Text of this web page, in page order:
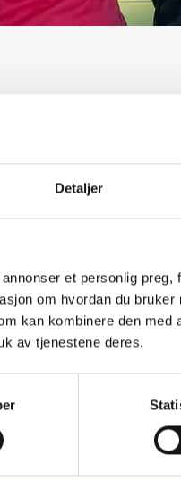
Detaljer
et personlig
om hvordan du
kan kombinere den med
av tjenestene deres.
vil me gjerne ha deg med
Stillingane vil ha arbeidstid